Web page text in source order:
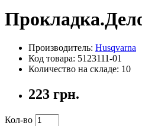
Производитель: Husqvarna
Код товара: 5123111-01
Количество на складе: 10
223 грн.
Кол-во